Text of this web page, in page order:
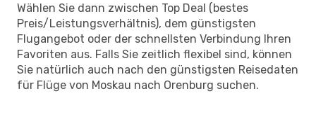
Wählen Sie dann zwischen Top Deal (bestes
Preis/Leistungsverhältnis), dem günstigsten
Flugangebot oder der schnellsten Verbindung Ihren
Favoriten aus. Falls Sie zeitlich flexibel sind, können
Sie natürlich auch nach den günstigsten Reisedaten
für Flüge von Moskau nach Orenburg suchen.